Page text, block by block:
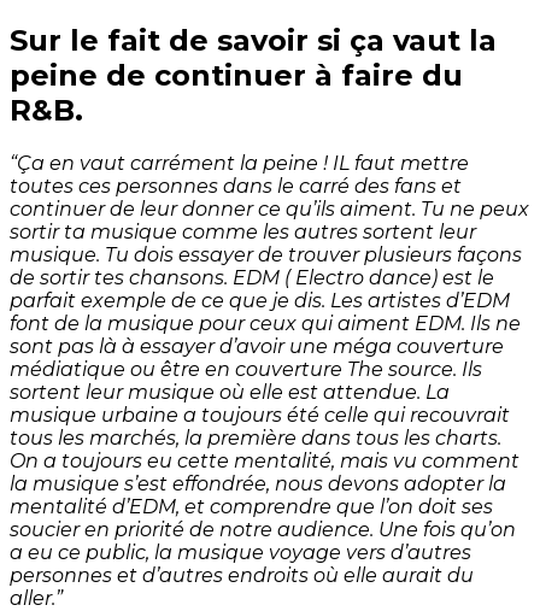
Sur le fait de savoir si ça vaut la
peine de continuer à faire du
R&B.
“Ça en vaut carrément la peine ! IL faut mettre
toutes ces personnes dans le carré des fans et
continuer de leur donner ce qu’ils aiment. Tu ne peux
sortir ta musique comme les autres sortent leur
musique. Tu dois essayer de trouver plusieurs façons
de sortir tes chansons. EDM ( Electro dance) est le
parfait exemple de ce que je dis. Les artistes d’EDM
font de la musique pour ceux qui aiment EDM. Ils ne
sont pas là à essayer d’avoir une méga couverture
médiatique ou être en couverture The source. Ils
sortent leur musique où elle est attendue. La
musique urbaine a toujours été celle qui recouvrait
tous les marchés, la première dans tous les charts.
On a toujours eu cette mentalité, mais vu comment
la musique s’est effondrée, nous devons adopter la
mentalité d’EDM, et comprendre que l’on doit ses
soucier en priorité de notre audience. Une fois qu’on
a eu ce public, la musique voyage vers d’autres
personnes et d’autres endroits où elle aurait du
aller.”